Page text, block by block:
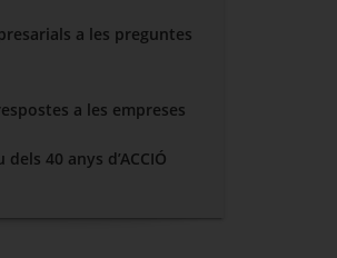
a les preguntes
a les empreses
40 anys d’ACCIÓ